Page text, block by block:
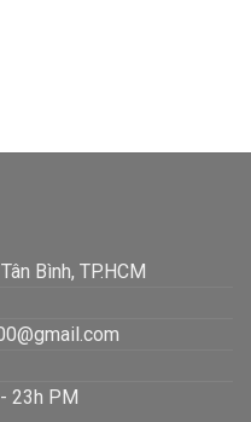
Bình, TP.HCM
23h PM